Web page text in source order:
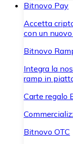
Bitnovo Pay
Accetta
con un
Bitnovo
Integra la
ramp in
Carte regalo
Bitnovo OTC